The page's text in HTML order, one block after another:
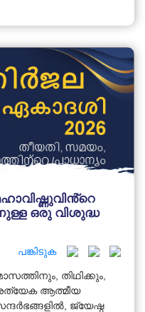
ഒരു വിശുദ്ധ
പങ്കിടുക
തിഥിക്കും,
ആത്മീയ
ജ്യേഷ്ഠ